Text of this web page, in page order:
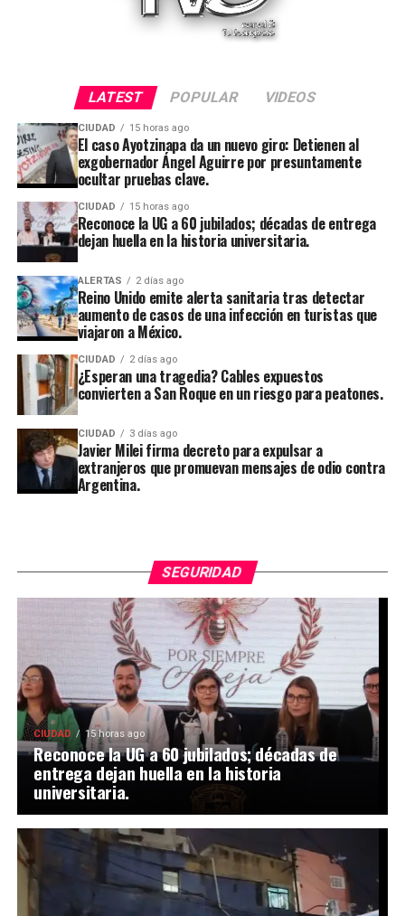
LATEST POPULAR VIDEOS
CIUDAD 15 horas ago
El caso Ayotzinapa da un nuevo giro: Detienen al
exgobernador Ángel Aguirre por presuntamente
ocultar pruebas clave.
CIUDAD 15 horas ago
Reconoce la UG a 60 jubilados; décadas de entrega
dejan huella en la historia universitaria.
ALERTAS 2 días ago
Reino Unido emite alerta sanitaria tras detectar
aumento de casos de una infección en turistas que
viajaron a México.
CIUDAD 2 días ago
¿Esperan una tragedia? Cables expuestos
convierten a San Roque en un riesgo para peatones.
CIUDAD 3 días ago
Javier Milei firma decreto para expulsar a
extranjeros que promuevan mensajes de odio contra
Argentina.
SEGURIDAD
CIUDAD 15 horas ago
Reconoce la UG a 60 jubilados; décadas de
entrega dejan huella en la historia
universitaria.